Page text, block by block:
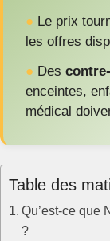
● Le prix
les offres
● Des
enceintes,
médical
Table des
Qu’est-ce que
?